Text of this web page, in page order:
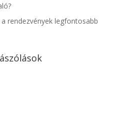
rendezvények legfontosabb